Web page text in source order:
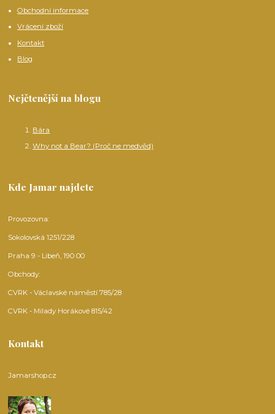
Obchodní informace
Vrácení zboží
Kontakt
Blog
Nejčtenější na blogu
Bára
Why not a Bear? (Proč ne medvěd)
Kde Jamar najdete
Provozovna:
Sokolovská 1251/228
Praha 9 - Libeň, 190 00
Obchody:
CVRK - Václavské náměstí 785/28
CVRK - Milady Horákové 815/42
Kontakt
Jamarshop.cz